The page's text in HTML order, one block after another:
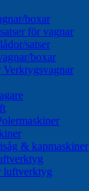
boxar
för vagnar
satser
boxar
& kapmaskiner
luftverktyg